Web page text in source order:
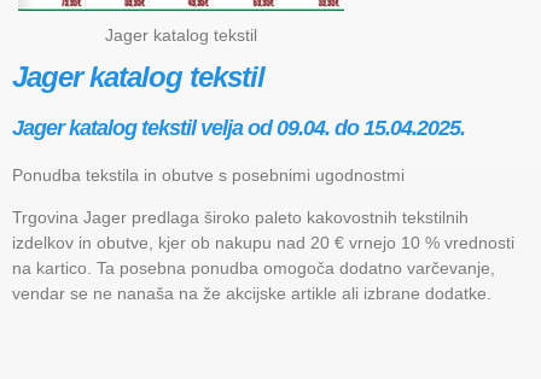
Jager katalog tekstil
Jager katalog tekstil
Jager katalog tekstil velja od 09.04. do 15.04.2025.
Ponudba tekstila in obutve s posebnimi ugodnostmi
Trgovina Jager predlaga široko paleto kakovostnih tekstilnih
izdelkov in obutve, kjer ob nakupu nad 20 € vrnejo 10 % vrednosti
na kartico. Ta posebna ponudba omogoča dodatno varčevanje,
vendar se ne nanaša na že akcijske artikle ali izbrane dodatke.